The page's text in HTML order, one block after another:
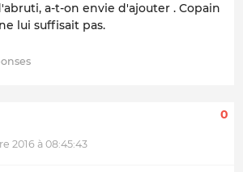
a-t-on envie d'ajouter . Copain
lui suffisait pas.
2016 à 08:45:43
0